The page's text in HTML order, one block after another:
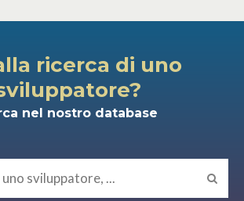
ricerca di uno
nel nostro database